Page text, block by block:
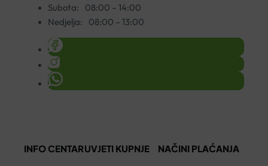
Subota:
08:00 – 14:00
Nedjelja:
08:00 – 13:00
INFO CENTARUVJETI KUPNJE NAČINI PLAĆANJA